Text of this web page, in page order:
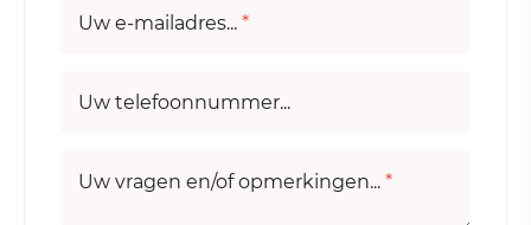
Uw e-mailadres... *
Uw telefoonnummer...
Uw vragen en/of opmerkingen... *